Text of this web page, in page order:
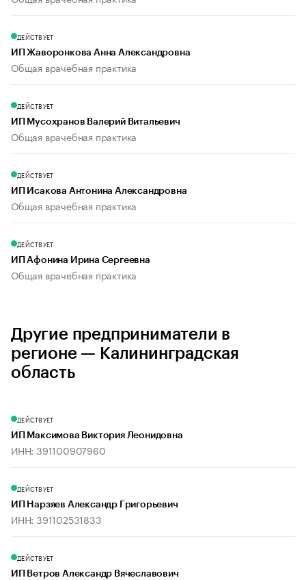
ДЕЙСТВУЕТ
ИП Жаворонкова Анна Александровна
Общая врачебная практика
ДЕЙСТВУЕТ
ИП Мусохранов Валерий Витальевич
Общая врачебная практика
ДЕЙСТВУЕТ
ИП Исакова Антонина Александровна
Общая врачебная практика
ДЕЙСТВУЕТ
ИП Афонина Ирина Сергеевна
Общая врачебная практика
Другие предприниматели в
регионе — Калининградская
область
ДЕЙСТВУЕТ
ИП Максимова Виктория Леонидовна
ИНН: 391100907960
ДЕЙСТВУЕТ
ИП Нарзяев Александр Григорьевич
ИНН: 391102531833
ДЕЙСТВУЕТ
ИП Ветров Александр Вячеславович